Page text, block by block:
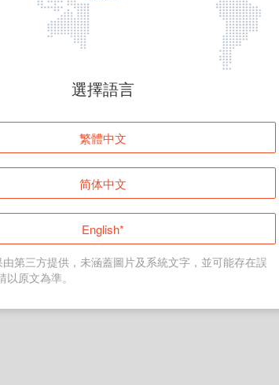
頁面無法顯示
登入
返回首頁
選擇語言
繁體中文
简体中文
English*
第三方提供，未涵蓋圖片及系統文字，並可能存在誤
原文為準。